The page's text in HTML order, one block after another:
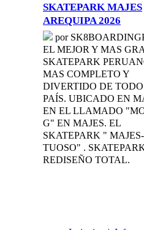
SKATEPARK MAJES
AREQUIPA 2026
por
EL MEJOR Y MAS
SKATEPARK
MAS COMPLETO Y
DIVERTIDO DE
PAÍS. UBICADO EN
EN EL LLAMADO
G" EN MAJES. EL
SKATEPARK " MAJES-
TUOSO" .
REDISEÑO TOTAL.